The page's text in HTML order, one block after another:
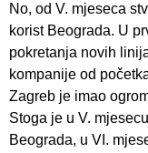
No, od V. mjeseca
korist Beograda. U
pokretanja novih
kompanije od
Zagreb je imao
Stoga je u V.
Beograda, u VI.